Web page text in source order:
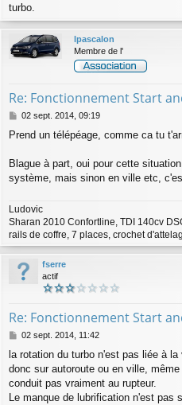
turbo.
lpascalon
Membre de l'
Re: Fonctionnement Start
M
s
a
g
02 sept. 2014, 09:19
Prend un télépéage, comme ca tu
Blague à part, oui pour cette
système, mais sinon en ville etc,
Ludovic
Sharan 2010 Confortline, TDI 140cv
rails de coffre, 7 places, crochet
fserre
actif
Re: Fonctionnement Start
M
s
s
a
g
02 sept. 2014, 11:42
la rotation du turbo n'est pas liée à
donc sur autoroute ou en ville,
conduit pas vraiment au rupteur.
Le manque de lubrification n'est pas